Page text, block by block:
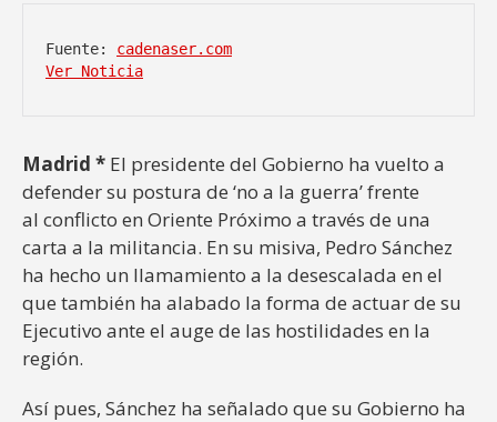
Fuente: cadenaser.com
Ver Noticia
Madrid * El presidente del Gobierno ha vuelto a
defender su postura de ‘no a la guerra’ frente
al conflicto en Oriente Próximo a través de una
carta a la militancia. En su misiva, Pedro Sánchez
ha hecho un llamamiento a la desescalada en el
que también ha alabado la forma de actuar de su
Ejecutivo ante el auge de las hostilidades en la
región.
Así pues, Sánchez ha señalado que su Gobierno ha